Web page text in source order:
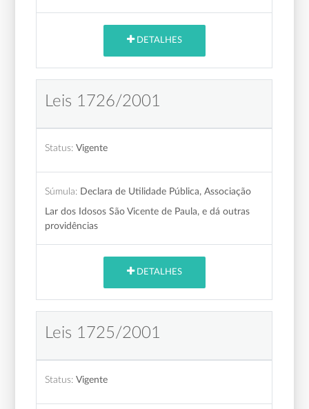
DETALHES
Leis 1726/2001
Status: Vigente
Súmula: Declara de Utilidade Pública, Associação
Lar dos Idosos São Vicente de Paula, e dá outras
providências
DETALHES
Leis 1725/2001
Status: Vigente